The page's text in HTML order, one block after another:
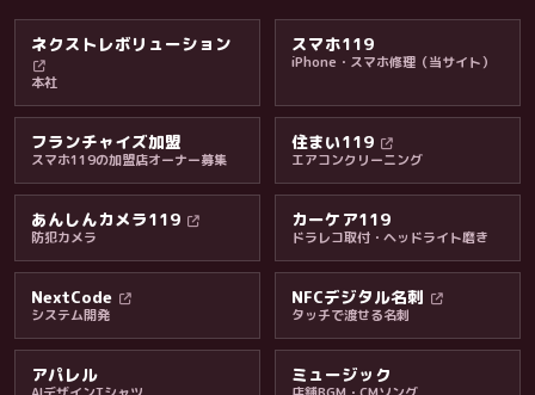
料金・保証・ご案内
ネクストレボリューション
本社
スマホ119
iPhone・スマホ修理（当サイト）
フランチャイズ加盟
スマホ119の加盟店オーナー募集
住まい119
エアコンクリーニング
あんしんカメラ119
防犯カメラ
カーケア119
ドラレコ取付・ヘッドライト磨き
NextCode
システム開発
NFCデジタル名刺
タッチで渡せる名刺
アパレル ミュージック